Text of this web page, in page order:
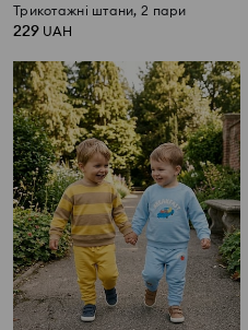
Трикотажні штани, 2 пари
229 UAH